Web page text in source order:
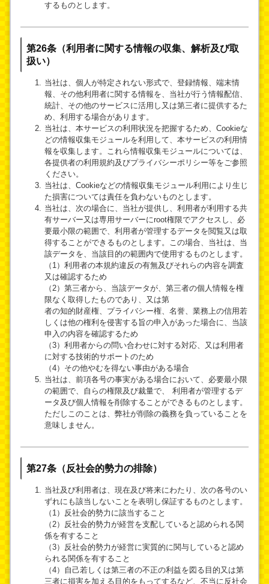
するものとします。
第26条（利用者に関する情報の収集、解析及び取
扱い）
当社は、個人が特定されない形式で、登録情報、端末情
報、その他利用者に関する情報を、当社が行う情報配信、
統計、その他のサービスに活用し又は第三者に提供するた
め、利用する場合があります。
当社は、本サービスの利用状況を把握するため、Cookieな
どの情報収集モジュールを利用して、本サービスの利用情
報を収集します。これら情報収集モジュールについては、
各提供者の利用規約及びプライバシーポリシー等をご参照
ください。
当社は、Cookieなどの情報収集モジュール利用により生じ
た損害については責任を負わないものとします。
当社は、次の場合に、当社が提供し、利用者が利用する共
有サーバー又は専用サーバーにroot権限でアクセスし、必
要最小限の範囲で、利用者が管理するデータを閲覧又は取
得することができるものとします。この場合、当社は、当
該データを、当該目的の範囲内で使用するものとします。
（1）利用者の本規約違反の有無及びそれらの内容を調査
又は確認するため
（2）第三者から、当該データが、第三者の個人情報を権
限なく取得したものであり、又は第
者の知的財産権、プライバシー権、名誉、業務上の信用若
しくは他の権利を侵害する旨の申入があった場合に、当該
申入の内容を確認するため
（3）利用者からの問い合わせに対する対応、又は利用者
に対する技術的サポートのため
（4）その他やむを得ない事由がある場合
当社は、前項各号の事実がある場合において、必要最小限
の範囲で、自らの権限及び裁量で、 利用者が管理するデ
ータ及び個人情報を削除することができるものとします。
ただしこのことは、弊社が削除の義務を負っていることを
意味しません。
第27条（反社会的勢力の排除）
当社及び利用者は、現在及び将来にわたり、次の各号のい
ずれにも該当しないことを表明し保証するものとします。
（1）反社会的勢力に該当すること
（2）反社会的勢力が経営を支配していると認められる関
係を有すること
（3）反社会的勢力が経営に実質的に関与していると認め
られる関係を有すること
（4）自己若しくは第三者の不正の利益を図る目的又は第
三者に損害を加える目的をもってするなど、不当に反社会